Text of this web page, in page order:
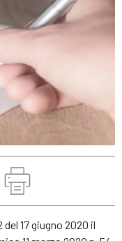
17 giugno 2020 il